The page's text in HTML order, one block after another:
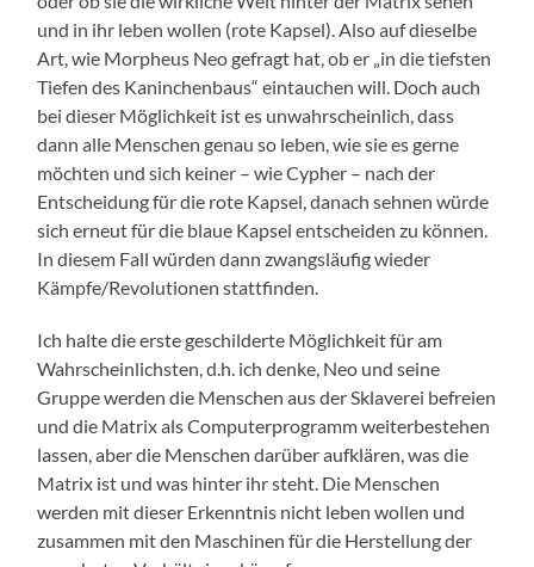
und in ihr leben wollen (rote Kapsel). Also auf dieselbe
Art, wie Morpheus Neo gefragt hat, ob er „in die tiefsten
Tiefen des Kaninchenbaus“ eintauchen will. Doch auch
bei dieser Möglichkeit ist es unwahrscheinlich, dass
dann alle Menschen genau so leben, wie sie es gerne
möchten und sich keiner – wie Cypher – nach der
Entscheidung für die rote Kapsel, danach sehnen würde
sich erneut für die blaue Kapsel entscheiden zu können.
In diesem Fall würden dann zwangsläufig wieder
Kämpfe/Revolutionen stattfinden.
Ich halte die erste geschilderte Möglichkeit für am
Wahrscheinlichsten, d.h. ich denke, Neo und seine
Gruppe werden die Menschen aus der Sklaverei befreien
und die Matrix als Computerprogramm weiterbestehen
lassen, aber die Menschen darüber aufklären, was die
Matrix ist und was hinter ihr steht. Die Menschen
werden mit dieser Erkenntnis nicht leben wollen und
zusammen mit den Maschinen für die Herstellung der